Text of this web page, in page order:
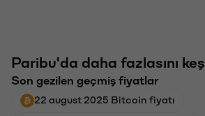
Paribu'da daha fazlasını
Son gezilen geçmiş fiyatlar
22 august 2025 Bitcoin fiyatı